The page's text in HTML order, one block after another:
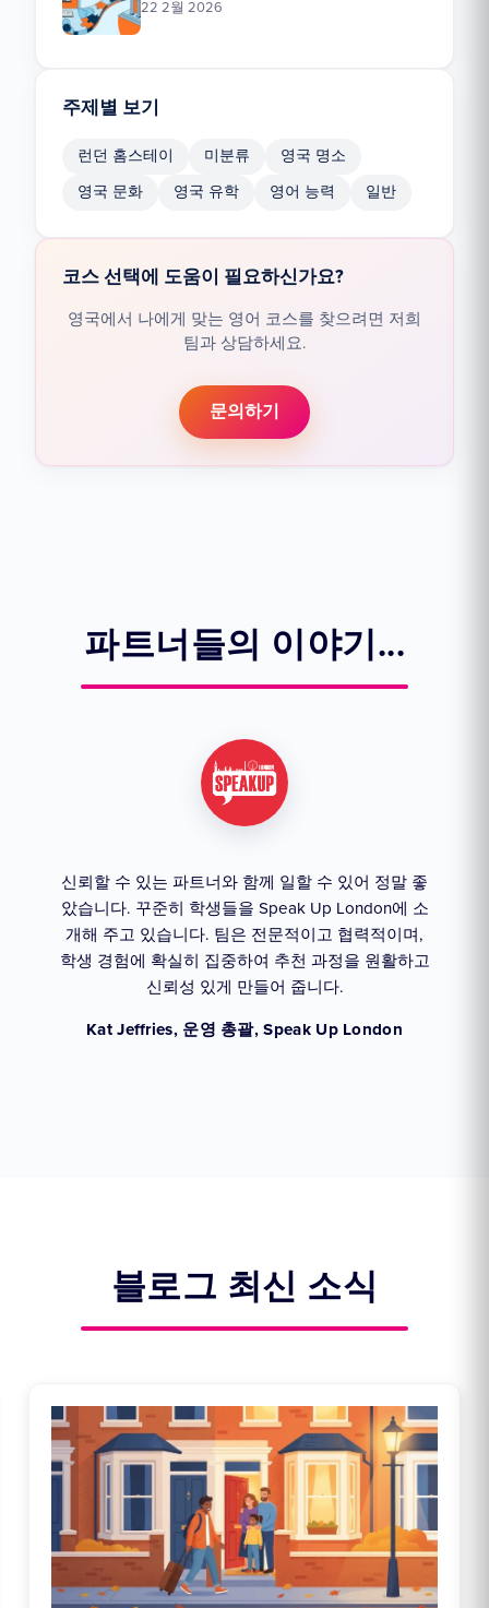
22 2월 2026
주제별 보기
런던 홈스테이 미분류 영국 명소
영국 문화 영국 유학 영어 능력 일반
코스 선택에 도움이 필요하신가요?
영국에서 나에게 맞는 영어 코스를 찾으려면 저희
팀과 상담하세요.
문의하기
파트너들의 이야기...
신뢰할 수 있는 파트너와 함께 일할 수 있어 정말 좋
았습니다. 꾸준히 학생들을 Speak Up London에 소
개해 주고 있습니다. 팀은 전문적이고 협력적이며,
학생 경험에 확실히 집중하여 추천 과정을 원활하고
신뢰성 있게 만들어 줍니다.
Kat Jeffries, 운영 총괄, Speak Up London
블로그 최신 소식